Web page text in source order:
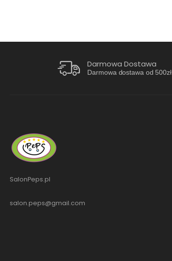
Darmowa Dostawa
Darmowa dostawa od 500zł
SalonPeps.pl
salon.peps@gmail.com